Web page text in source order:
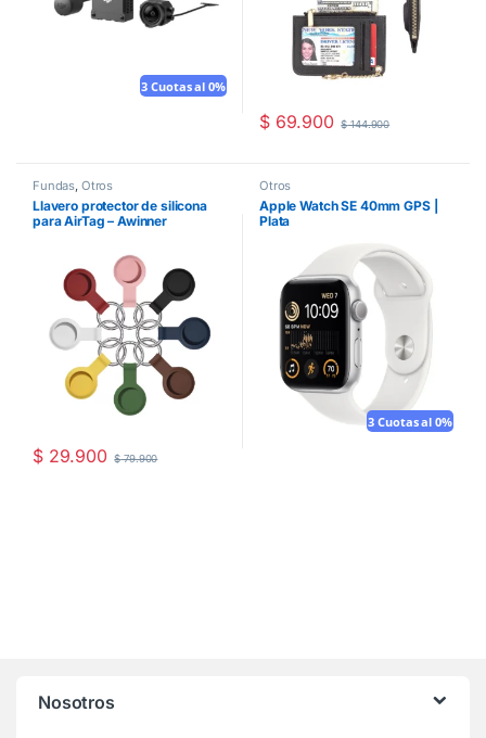
3 Cuotas al 0%
$69.900 $144.900
Fundas, Otros
Llavero protector de silicona
para AirTag – Awinner
$29.900 $79.900
Otros
Apple Watch SE 40mm GPS |
Plata
3 Cuotas al 0%
Nosotros